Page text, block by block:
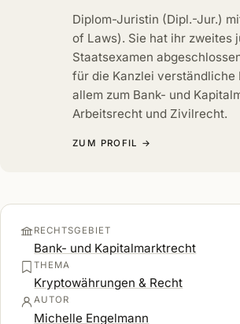
Diplom-Juristin (Dipl.-Jur.)
of Laws). Sie hat ihr zweites
Staatsexamen
für die Kanzlei verständliche
allem zum Bank- und
Arbeitsrecht und Zivilrecht.
ZUM PROFIL →
RECHTSGEBIET
Bank- und Kapitalmarktrecht
THEMA
Kryptowährungen & Recht
AUTOR
Michelle Engelmann